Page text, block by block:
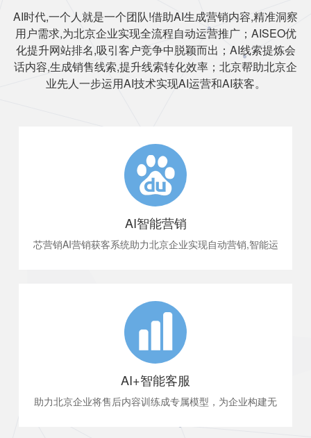
AI时代,一个人就是一个团队!借助AI生成营销内容,精准洞察
用户需求,为北京企业实现全流程自动运营推广；AISEO优
化提升网站排名,吸引客户竞争中脱颖而出；AI线索提炼会
话内容,生成销售线索,提升线索转化效率；北京帮助北京企
业先人一步运用AI技术实现AI运营和AI获客。
AI智能营销
芯营销AI营销获客系统助力北京企业实现自动营销,智能运
AI+智能客服
助力北京企业将售后内容训练成专属模型，为企业构建无